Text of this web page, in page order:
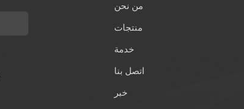
من نحن
منتجات
خدمة
اتصل بنا
خبر